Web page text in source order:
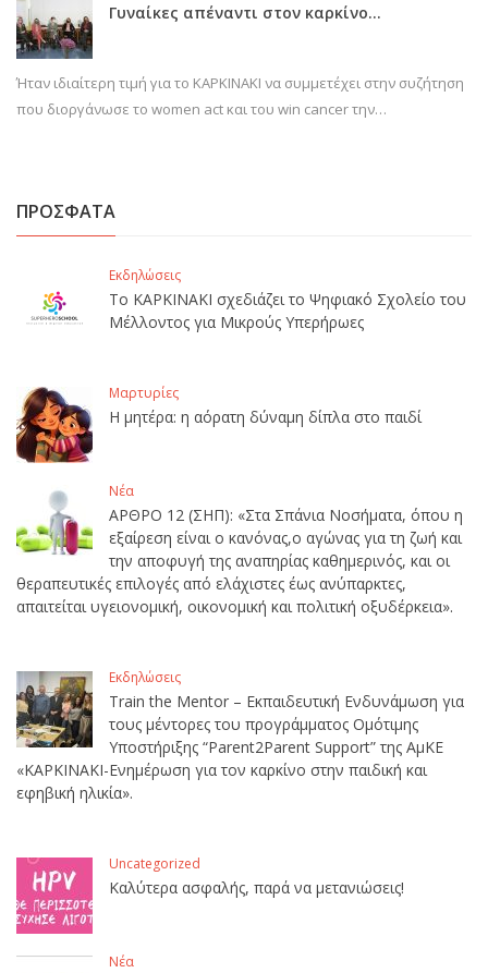
Γυναίκες απέναντι στον καρκίνο…
Ήταν ιδιαίτερη τιμή για το ΚΑΡΚΙΝΑΚΙ να συμμετέχει στην συζήτηση
που διοργάνωσε το women act και του win cancer την…
ΠΡΟΣΦΑΤΑ
Εκδηλώσεις
Το ΚΑΡΚΙΝΑΚΙ σχεδιάζει το Ψηφιακό Σχολείο του
Μέλλοντος για Μικρούς Υπερήρωες
Μαρτυρίες
Η μητέρα: η αόρατη δύναμη δίπλα στο παιδί
Νέα
ΑΡΘΡΟ 12 (ΣΗΠ): «Στα Σπάνια Νοσήματα, όπου η
εξαίρεση είναι ο κανόνας,ο αγώνας για τη ζωή και
την αποφυγή της αναπηρίας καθημερινός, και οι
θεραπευτικές επιλογές από ελάχιστες έως ανύπαρκτες,
απαιτείται υγειονομική, οικονομική και πολιτική οξυδέρκεια».
Εκδηλώσεις
Train the Mentor – Εκπαιδευτική Ενδυνάμωση για
τους μέντορες του προγράμματος Ομότιμης
Υποστήριξης “Parent2Parent Support” της ΑμΚΕ
«ΚΑΡΚΙΝΑΚΙ-Ενημέρωση για τον καρκίνο στην παιδική και
εφηβική ηλικία».
Uncategorized
Καλύτερα ασφαλής, παρά να μετανιώσεις!
Νέα